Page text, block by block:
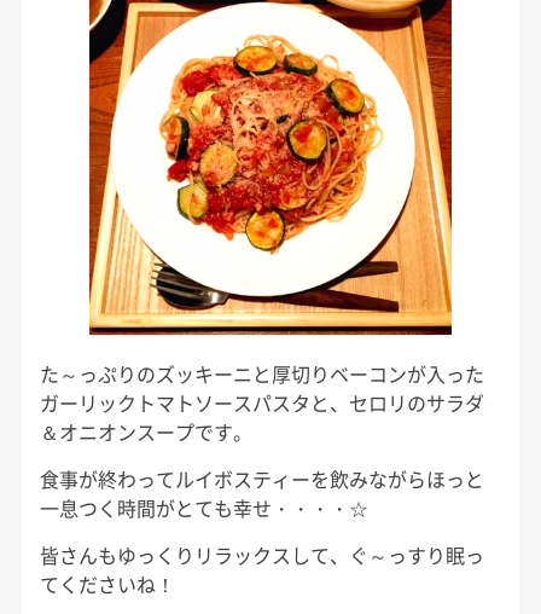
た～っぷりのズッキーニと厚切りベーコンが入った
ガーリックトマトソースパスタと、セロリのサラダ
＆オニオンスープです。
食事が終わってルイボスティーを飲みながらほっと
一息つく時間がとても幸せ・・・・☆
皆さんもゆっくりリラックスして、ぐ～っすり眠っ
てくださいね！